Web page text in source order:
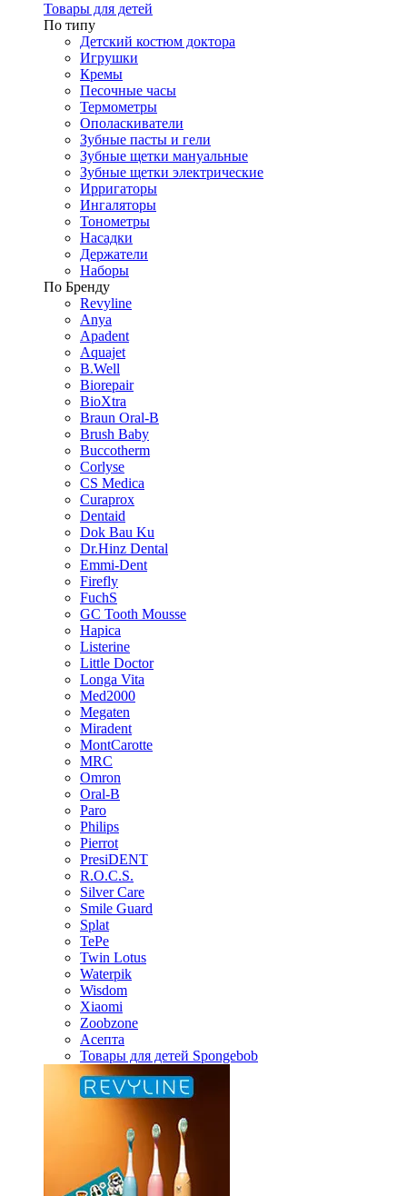
Товары для детей
По типу
Детский костюм доктора
Игрушки
Кремы
Песочные часы
Термометры
Ополаскиватели
Зубные пасты и гели
Зубные щетки мануальные
Зубные щетки электрические
Ирригаторы
Ингаляторы
Тонометры
Насадки
Держатели
Наборы
По Бренду
Revyline
Anya
Apadent
Aquajet
B.Well
Biorepair
BioXtra
Braun Oral-B
Brush Baby
Buccotherm
Corlyse
CS Medica
Curaprox
Dentaid
Dok Bau Ku
Dr.Hinz Dental
Emmi-Dent
Firefly
FuchS
GC Tooth Mousse
Hapica
Listerine
Little Doctor
Longa Vita
Med2000
Megaten
Miradent
MontCarotte
MRC
Omron
Oral-B
Paro
Philips
Pierrot
PresiDENT
R.O.C.S.
Silver Care
Smile Guard
Splat
TePe
Twin Lotus
Waterpik
Wisdom
Xiaomi
Zoobzone
Асепта
Товары для детей Spongebob